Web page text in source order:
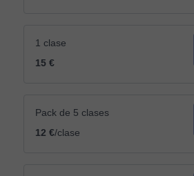
1 clase
15 €
Pack de 5 clases
12 €/clase